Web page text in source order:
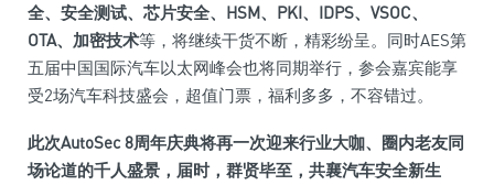
全、安全测试、芯片安全、HSM、PKI、IDPS、VSOC、
OTA、加密技术等，将继续干货不断，精彩纷呈。同时AES第
五届中国国际汽车以太网峰会也将同期举行，参会嘉宾能享
受2场汽车科技盛会，超值门票，福利多多，不容错过。
此次AutoSec 8周年庆典将再一次迎来行业大咖、圈内老友同
场论道的千人盛景，届时，群贤毕至，共襄汽车安全新生